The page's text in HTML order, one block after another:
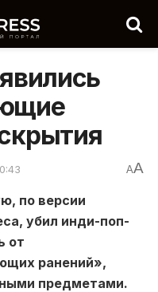
AA
по версии
убил инди-поп-
от
ранений»,
предметами.